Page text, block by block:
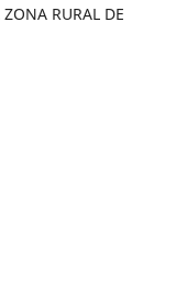
ZONA RURAL DE